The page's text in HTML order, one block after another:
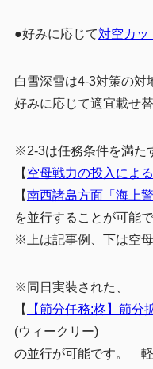
●好みに応じて対空カッ
白雪深雪は4-3対策の対
好みに応じて適宜載せ
※2-3は任務条件を満た
【 空母戦力の投入によ
【南西諸島方面「海上
を並行することが可能で
※上は記事例、下は空
※同日実装された、
【
【節分任務:柊】節分
(ウィークリー)
の並行が可能です。